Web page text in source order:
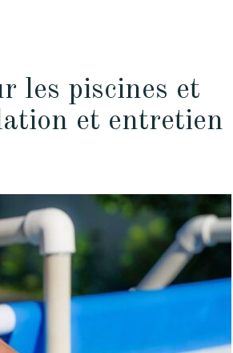
les piscines et
et entretien